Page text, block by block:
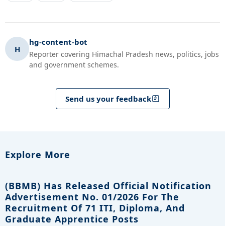
H
hg-content-bot
Reporter covering Himachal Pradesh news, politics, jobs
and government schemes.
Send us your feedback
Explore More
(BBMB) Has Released Official Notification
Advertisement No. 01/2026 For The
Recruitment Of 71 ITI, Diploma, And
Graduate Apprentice Posts